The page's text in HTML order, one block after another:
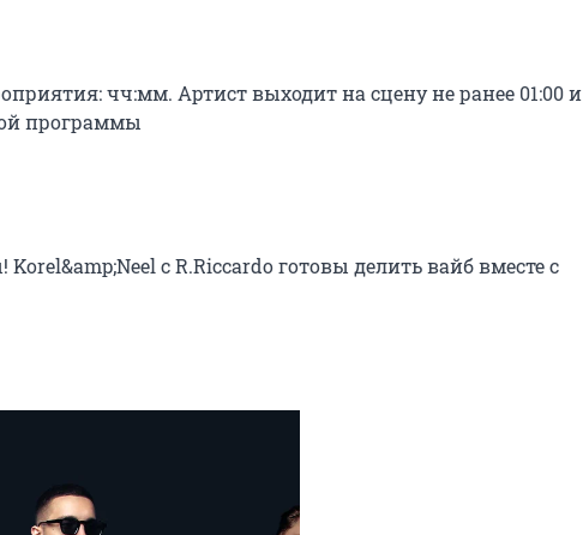
чч:мм. Артист выходит на сцену не ранее 01:00 и
программы
с R.Riccardo готовы делить вайб вместе с